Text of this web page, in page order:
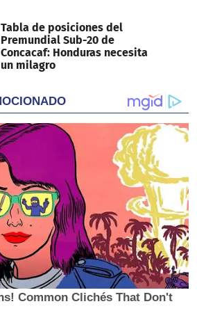
Tabla de posiciones del
Premundial Sub-20 de
Concacaf: Honduras necesita
un milagro